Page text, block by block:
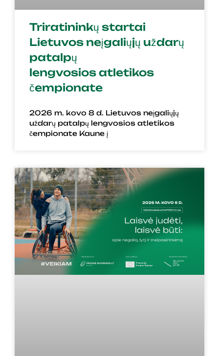
Triratininkų startai
Lietuvos neįgaliųjų uždarų
patalpų
lengvosios atletikos
čempionate
2026 m. kovo 8 d. Lietuvos neįgaliųjų
uždarų patalpų lengvosios atletikos
čempionate Kaune į